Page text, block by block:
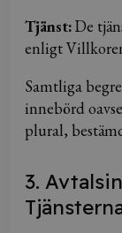
Tjänst:De
enligt
Samtliga
innebörd
plural,
3. Avtalsingående samt villkor för